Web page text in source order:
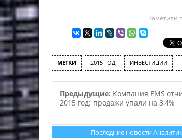
производителей профильно-
сообщается в Ежегодном
Пик инвестиций в
оборудование по переработке
-
Заметили
МЕТКИ 2015 ГОД ИНВЕСТИЦИИ
Предыдущие: Компания EMS
2015 год: продажи упали на 3,4%
Последние новости